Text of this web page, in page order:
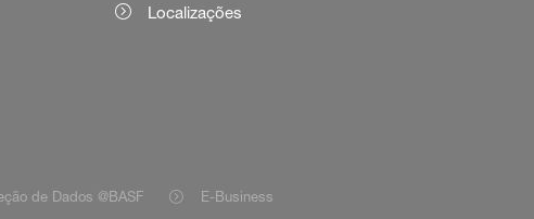
Localizações
de Dados @BASF
E-Business